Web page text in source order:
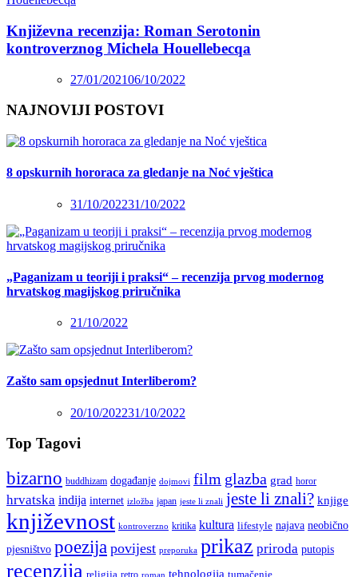
Književna recenzija: Roman Serotonin
kontroverznog Michela Houellebecqa
27/01/202106/10/2022
NAJNOVIJI POSTOVI
8 opskurnih hororaca za gledanje na Noć vještica
31/10/202231/10/2022
„Paganizam u teoriji i praksi“ – recenzija prvog modernog
hrvatskog magijskog priručnika
21/10/2022
Zašto sam opsjednut Interliberom?
20/10/202231/10/2022
Top Tagovi
bizarno buddhizam događanje dojmovi film glazba grad horor
hrvatska indija internet izložba japan jeste li znali jeste li znali? knjige
književnost kontroverzno kritika kultura lifestyle najava neobično
pjesništvo poezija povijest preporuka prikaz priroda putopis
recenzija religija retro roman tehnologija tumačenje